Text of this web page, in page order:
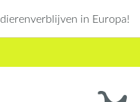
dierenverblijven in Europa!